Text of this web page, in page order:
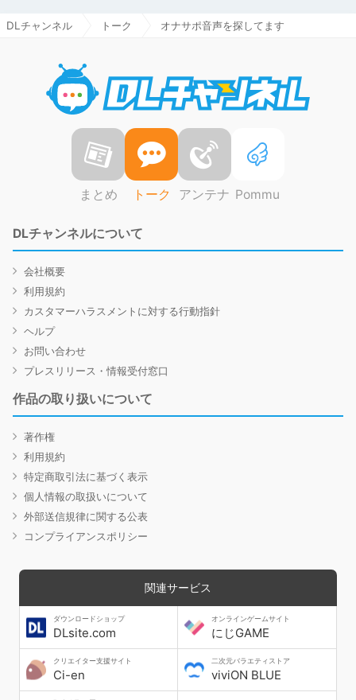
DLチャンネル トーク オナサポ音声を探してます
まとめ トーク アンテナ Pommu
DLチャンネルについて
会社概要
利用規約
カスタマーハラスメントに対する行動指針
ヘルプ
お問い合わせ
プレスリリース・情報受付窓口
作品の取り扱いについて
著作権
利用規約
特定商取引法に基づく表示
個人情報の取扱いについて
外部送信規律に関する公表
コンプライアンスポリシー
関連サービス
ダウンロードショップ
DLsite.com
オンラインゲームサイト
にじGAME
クリエイター支援サイト
Ci-en
二次元バラエティストア
viviON BLUE